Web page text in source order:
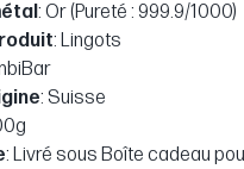
: Or (Pureté : 999.9/1000)
: Lingots
: Suisse
: Livré sous Boîte cadeau